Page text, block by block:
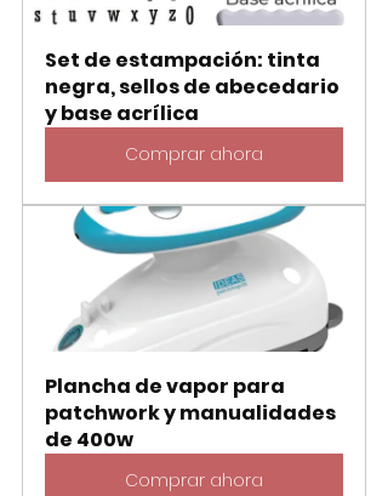
Set de estampación: tinta
negra, sellos de abecedario
y base acrílica
Comprar ahora
Plancha de vapor para
patchwork y manualidades
de 400w
Comprar ahora